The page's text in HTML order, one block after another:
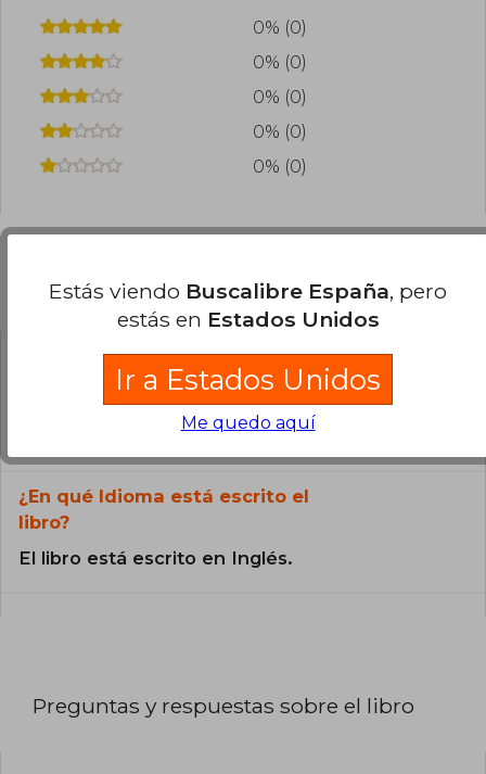
0% (0)
0% (0)
0% (0)
0% (0)
0% (0)
Preguntas frecuentes sobre el libro
¿El libro es original?
Todos los libros de nuestro
catálogo son Originales.
¿En qué Idioma está escrito el
libro?
El libro está escrito en Inglés.
Preguntas y respuestas sobre el libro
Estás viendo Buscalibre España, pero
estás en Estados Unidos
Ir a Estados Unidos
Me quedo aquí